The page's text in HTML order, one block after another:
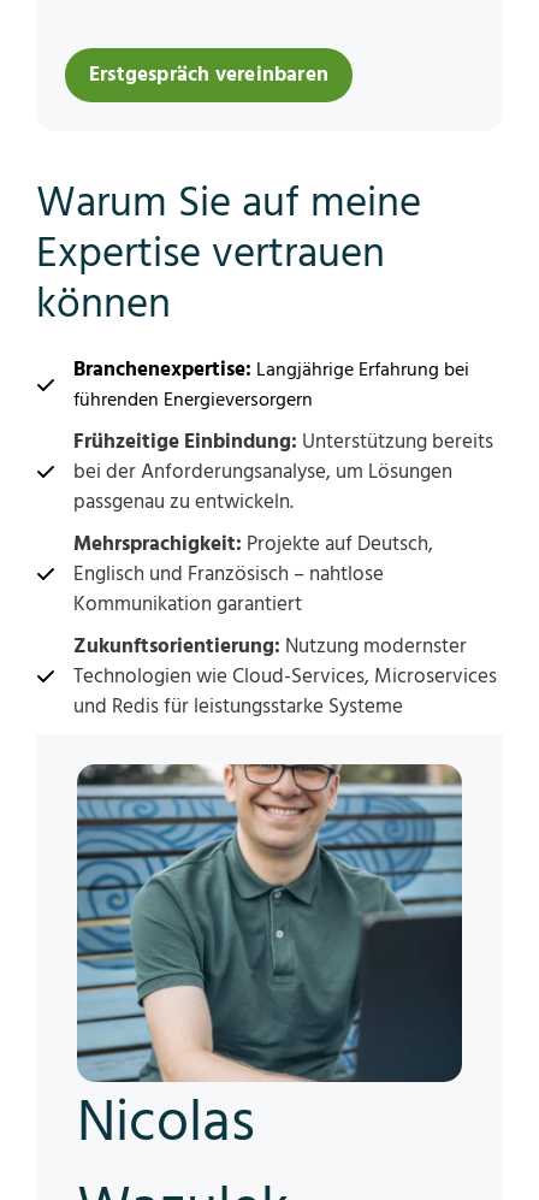
Erstgespräch vereinbaren
Warum Sie auf meine
Expertise vertrauen
können
Branchenexpertise: Langjährige Erfahrung bei
führenden Energieversorgern
Frühzeitige Einbindung: Unterstützung bereits
bei der Anforderungsanalyse, um Lösungen
passgenau zu entwickeln.
Mehrsprachigkeit: Projekte auf Deutsch,
Englisch und Französisch – nahtlose
Kommunikation garantiert
Zukunftsorientierung: Nutzung modernster
Technologien wie Cloud-Services, Microservices
und Redis für leistungsstarke Systeme
Nicolas